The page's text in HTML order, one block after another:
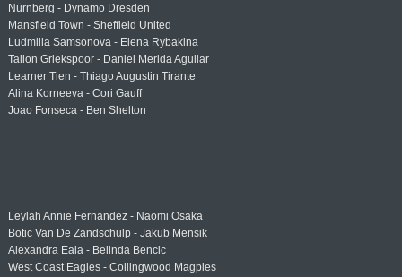
Nürnberg - Dynamo Dresden
Mansfield Town - Sheffield United
Ludmilla Samsonova - Elena Rybakina
Tallon Griekspoor - Daniel Merida Aguilar
Learner Tien - Thiago Augustin Tirante
Alina Korneeva - Cori Gauff
Joao Fonseca - Ben Shelton
Leylah Annie Fernandez - Naomi Osaka
Botic Van De Zandschulp - Jakub Mensik
Alexandra Eala - Belinda Bencic
West Coast Eagles - Collingwood Magpies